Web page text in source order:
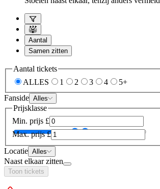
Aantal
Samen zitten
Aantal tickets
ALLES
1 2 3 4
5+
Fanside Alles
Prijsklasse
Min. prijs £
Max. prijs £
Locatie Alles
Naast elkaar zitten
Toon tickets